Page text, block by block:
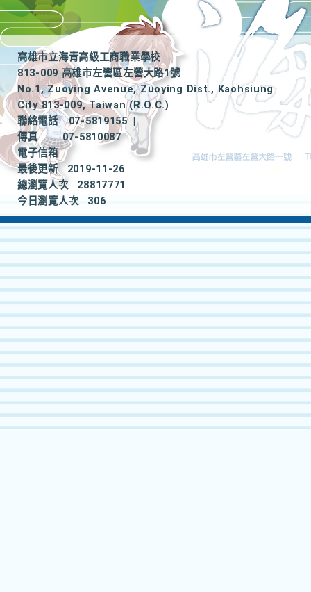
高雄市立海青高級工商職業學校
813-009 高雄市左營區左營大路1號
No.1, Zuoying Avenue, Zuoying Dist., Kaohsiung
City 813-009, Taiwan (R.O.C.)
聯絡電話
07-5819155
|
傳真
07-5810087
電子信箱
最後更新
2019-11-26
總瀏覽人次
28817771
今日瀏覽人次
306